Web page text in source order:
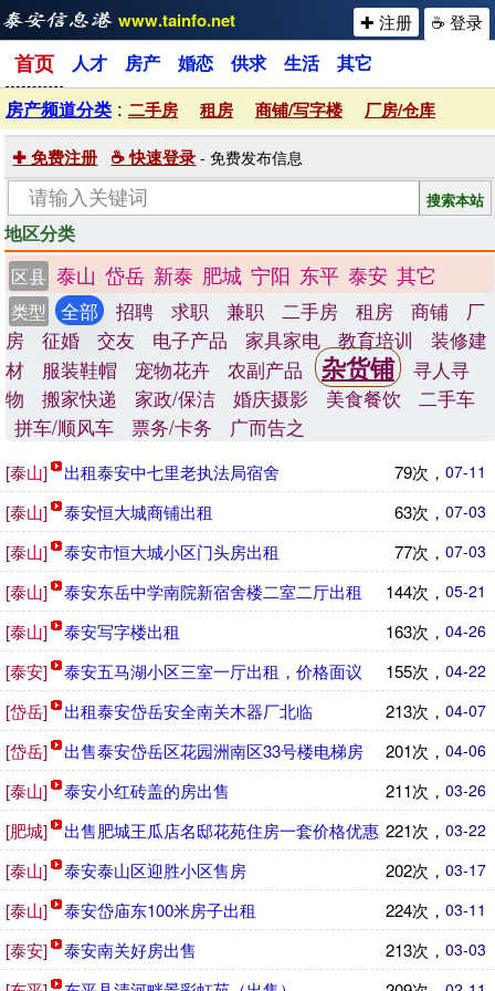
www.tainfo.net ☕ 登录
✚ 注册
首页 人才 房产 婚恋 供求 生活
其它
房产频道分类 : 二手房 租房 商铺/写字楼
厂房/仓库
✚ 免费注册 ☕ 快速登录 - 免费发布信息
地区分类
区县 泰山 岱岳 新泰 肥城 宁阳 东平 泰安 其它
类型 全部 招聘 求职 兼职 二手房 租房 商铺
厂
房
征婚 交友 电子产品 家具家电 教育培训
装修建
材
服装鞋帽 宠物花卉 农副产品 杂货铺
寻人寻
物
搬家快递 家政/保洁 婚庆摄影 美食餐饮
二手车
拼车/顺风车
票务/卡务 广而告之
07-11
79次，
[泰山] 出租泰安中七里老执法局宿舍
07-03
63次，
[泰山] 泰安恒大城商铺出租
07-03
77次，
[泰山] 泰安市恒大城小区门头房出租
05-21
144次，
[泰山] 泰安东岳中学南院新宿舍楼二室二厅出租
04-26
163次，
[泰山] 泰安写字楼出租
04-22
155次，
[泰安] 泰安五马湖小区三室一厅出租，价格面议
04-07
213次，
[岱岳] 出租泰安岱岳安全南关木器厂北临
04-06
201次，
[岱岳] 出售泰安岱岳区花园洲南区33号楼电梯房
03-26
211次，
[泰山] 泰安小红砖盖的房出售
03-22
221次，
[肥城] 出售肥城王瓜店名邸花苑住房一套价格优惠
03-17
202次，
[泰山] 泰安泰山区迎胜小区售房
03-11
224次，
[泰山] 泰安岱庙东100米房子出租
03-03
213次，
[泰安] 泰安南关好房出售